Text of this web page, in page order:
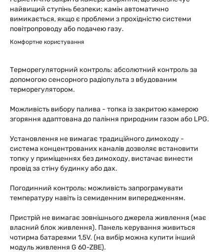
найвищий ступінь безпеки; камін автоматично
вимикається, якщо є проблеми з прохідністю системи
повітропроводу або подачею газу.
Комфортне користування
Терморегуляторний контроль: абсолютний контроль за
допомогою сенсорного радіопульта з вбудованим
терморегулятором.
Можливість вибору палива - топка із закритою камерою
згоряння адаптована до паління природним газом або LPG.
Установлення не вимагає традиційного димоходу -
система концентрованих каналів дозволяє встановити
топку у приміщеннях без димоходу, вистачає винести
провід за стіну будинку або дах.
Погодинний контроль: можливість запрограмувати
температуру навіть із семиденним випередженням.
Пристрій не вимагає зовнішнього джерела живлення (має
власний блок живлення). Панель керування живиться
чотирма батареями 1,5V. (на вибір можна купити інший
модуль живлення G 60-ZBE).